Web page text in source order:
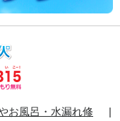
お風呂・水漏れ修